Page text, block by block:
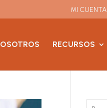
MI CUENTA
RECURSOS